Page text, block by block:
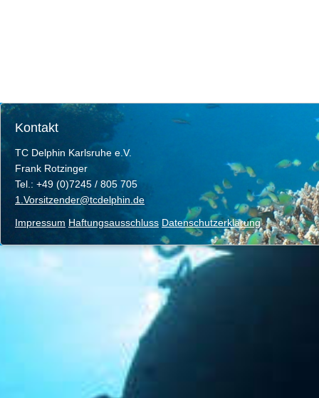
Kontakt
TC Delphin Karlsruhe e.V.
Frank Rotzinger
Tel.: +49 (0)7245 / 805 705
1.Vorsitzender@tcdelphin.de
Impressum Haftungsausschluss Datenschutzerklärung